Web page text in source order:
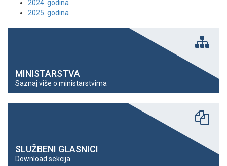
2024. godina
2025. godina
MINISTARSTVA
Saznaj više o ministarstvima
SLUŽBENI GLASNICI
Download sekcija